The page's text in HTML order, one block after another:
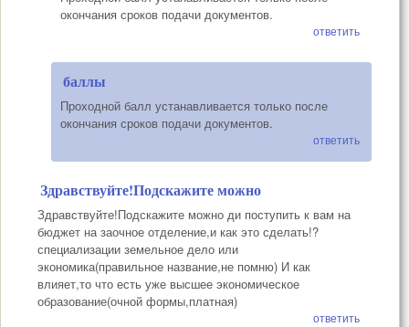
окончания сроков подачи документов.
ответить
баллы
Проходной балл устанавливается только после
окончания сроков подачи документов.
ответить
Здравствуйте!Подскажите можно
Здравствуйте!Подскажите можно ди поступить к вам на
бюджет на заочное отделение,и как это сделать!?
специализации земельное дело или
экономика(правильное название,не помню) И как
влияет,то что есть уже высшее экономическое
образование(очной формы,платная)
ответить